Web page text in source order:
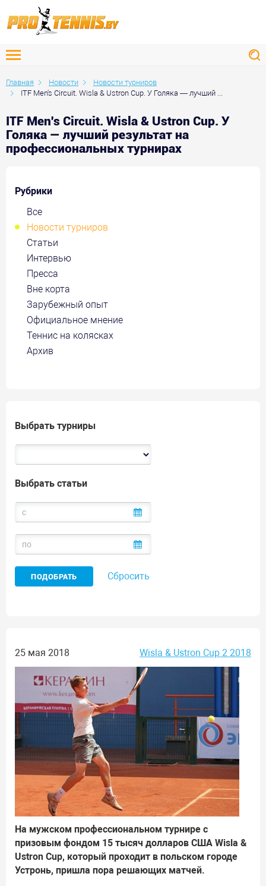
Главная Новости
Новости турниров
ITF Men's Circuit. Wisla & Ustron Cup. У Голяка — лучший ...
ITF Men's Circuit. Wisla & Ustron Cup. У
Голяка — лучший результат на
профессиональных турнирах
Рубрики
Все
Новости турниров
Статьи
Интервью
Пресса
Вне корта
Зарубежный опыт
Официальное мнение
Теннис на колясках
Архив
Выбрать турниры
Выбрать статьи
Сбросить
25 мая 2018 Wisla & Ustron Cup 2 2018
На мужском профессиональном турнире с
призовым фондом 15 тысяч долларов США Wisla &
Ustron Cup, который проходит в польском городе
Устронь, пришла пора решающих матчей.